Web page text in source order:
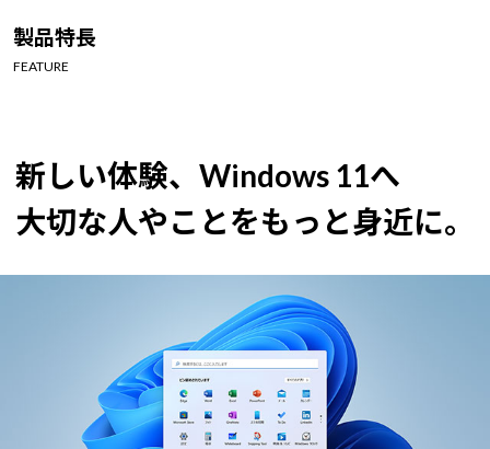
製品特長
FEATURE
新しい体験、Windows 11へ
大切な人やことをもっと身近に。